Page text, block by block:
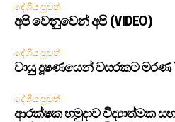
දේශීය පුවත්
අපි වෙනුවෙන් අපි (VIDEO)
දේශීය පුවත්
වායු දූෂණයෙන් වසරකට මරණ
දේශීය පුවත්
ආරක්ෂක හමුදාව විද්‍යාත්මක